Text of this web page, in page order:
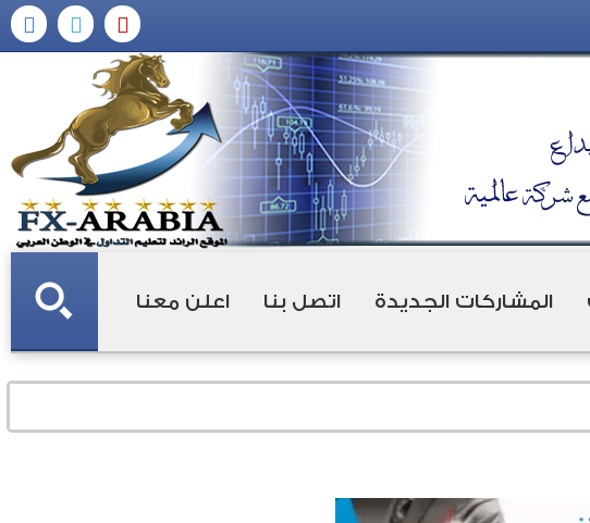
المشاركات الجديدة اتصل بنا اعلن معنا